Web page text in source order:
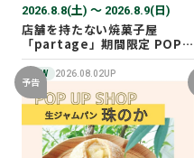
2026.8.8(土) 〜 2026.8.9(日)
店舗を持たない焼菓子屋
「partage」期間限定 POP
UP SHOP オープン！
NEW 2026.08.02UP
予告